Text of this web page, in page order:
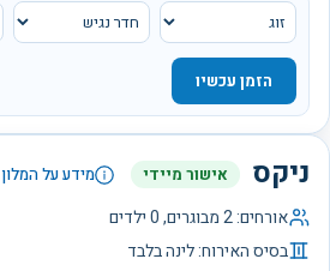
הזמן עכשיו
ניקס אישור מיידי מידע על המלון
אורחים:2מבוגרים,0ילדים
בסיס האירוח:לינה בלבד